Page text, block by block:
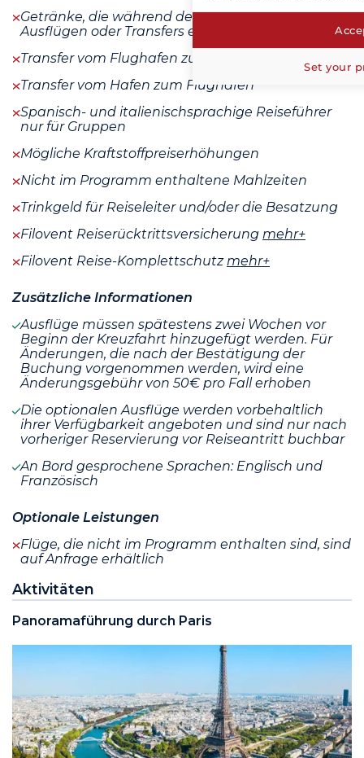
Getränke, die während der Mahlzeiten auf
Ausflügen oder Transfers eingenommen werden
Transfer vom Flughafen zum Hafen
Transfer vom Hafen zum Flughafen
Spanisch- und italienischsprachige Reiseführer
nur für Gruppen
Mögliche Kraftstoffpreiserhöhungen
Nicht im Programm enthaltene Mahlzeiten
Trinkgeld für Reiseleiter und/oder die Besatzung
Filovent Reiserücktrittsversicherung mehr+
Filovent Reise-Komplettschutzmehr+
Zusätzliche Informationen
Ausflüge müssen spätestens zwei Wochen vor
Beginn der Kreuzfahrt hinzugefügt werden. Für
Änderungen, die nach der Bestätigung der
Buchung vorgenommen werden, wird eine
Änderungsgebühr von 50€ pro Fall erhoben
Die optionalen Ausflüge werden vorbehaltlich
ihrer Verfügbarkeit angeboten und sind nur nach
vorheriger Reservierung vor Reiseantritt buchbar
An Bord gesprochene Sprachen: Englisch und
Französisch
Optionale Leistungen
Flüge, die nicht im Programm enthalten sind, sind
auf Anfrage erhältlich
Aktivitäten
Panoramaführung durch Paris
Set your